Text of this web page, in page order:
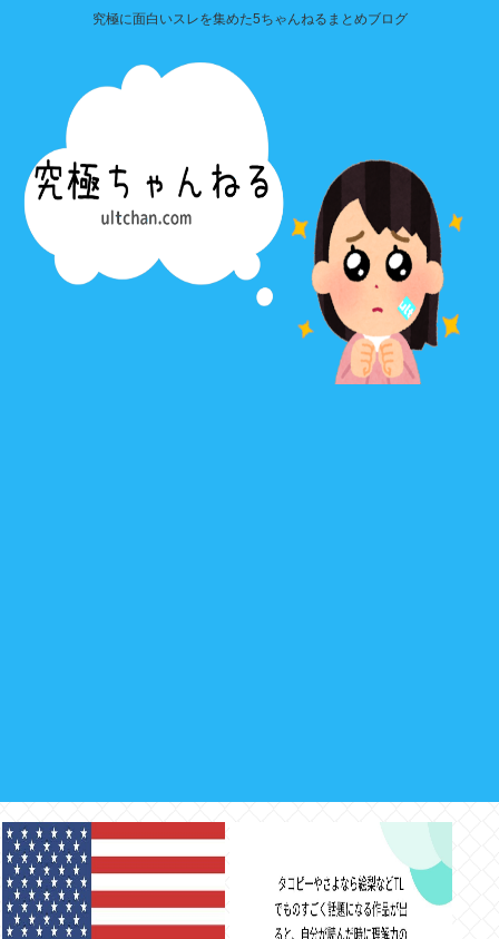
究極に面白いスレを集めた5ちゃんねるまとめブログ